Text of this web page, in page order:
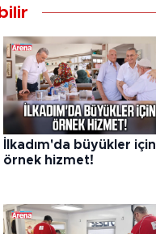
İlkadım'da büyükler için
örnek hizmet!